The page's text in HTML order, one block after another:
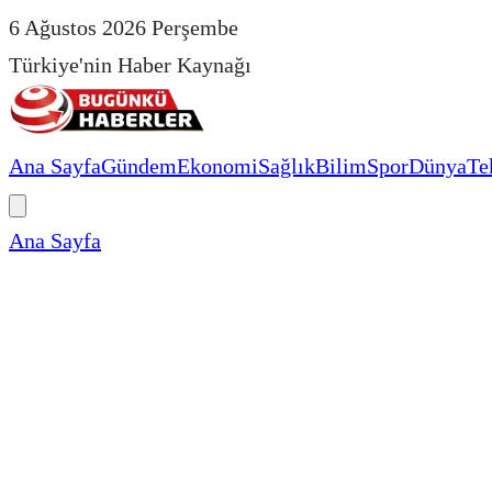
6 Ağustos 2026 Perşembe
Türkiye'nin Haber Kaynağı
Ana SayfaGündemEkonomiSağlıkBilimSporDünya
Ana Sayfa